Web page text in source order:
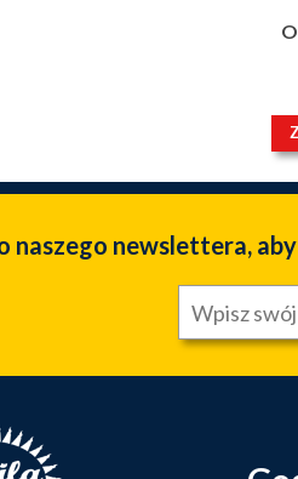
naszego newslettera,